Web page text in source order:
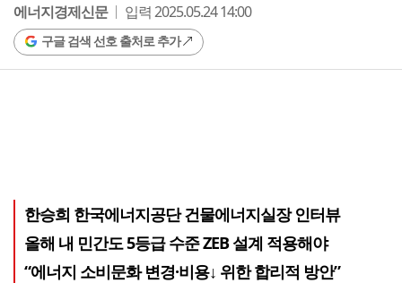
에너지경제신문
입력 2025.05.24 14:00
구글 검색 선호 출처로 추가
한승희 한국에너지공단 건물에너지실장 인터뷰
올해 내 민간도 5등급 수준 ZEB 설계 적용해야
“에너지 소비문화 변경·비용↓ 위한 합리적 방안”